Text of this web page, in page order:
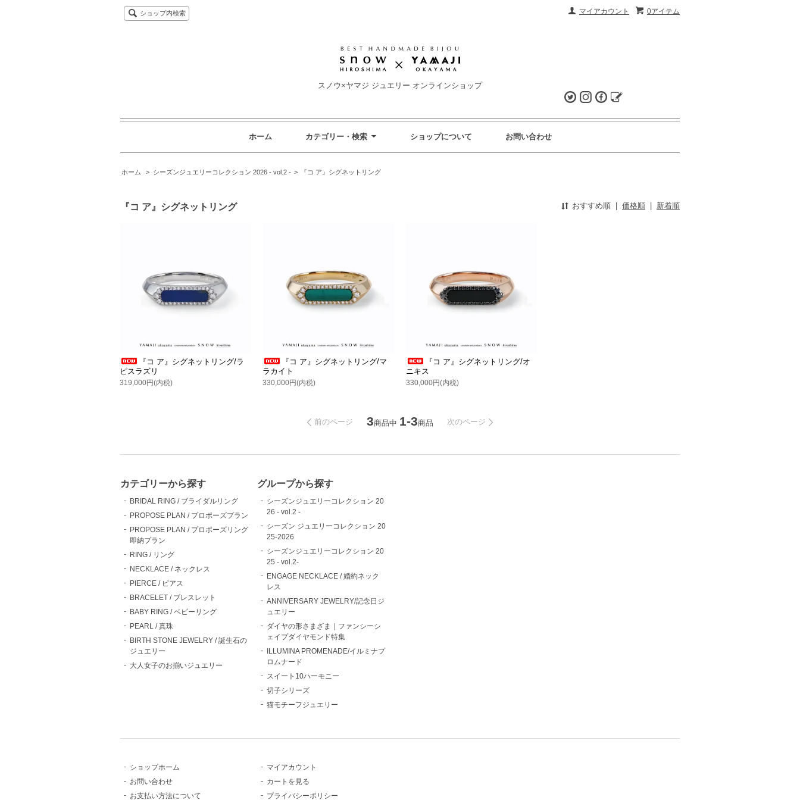
0アイテム
マイアカウント
ショップ内検索
スノウ×ヤマジ ジュエリー オンラインショップ
ホーム カテゴリー・検索 ショップについて お問い合わせ
ホーム > シーズンジュエリーコレクション 2026 - vol.2 - > 『コ ア』シグネットリング
『コ ア』シグネットリング おすすめ順 | 価格順 | 新着順
『コ ア』シグネットリング/ラ
ピスラズリ
319,000円(内税)
『コ ア』シグネットリング/マ
ラカイト
330,000円(内税)
『コ ア』シグネットリング/オ
ニキス
330,000円(内税)
前のページ 3商品中 1-3商品 次のページ
カテゴリーから探す
BRIDAL RING / ブライダルリング
PROPOSE PLAN / プロポーズプラン
PROPOSE PLAN / プロポーズリング
即納プラン
RING / リング
NECKLACE / ネックレス
PIERCE / ピアス
BRACELET / ブレスレット
BABY RING / ベビーリング
PEARL / 真珠
BIRTH STONE JEWELRY / 誕生石の
ジュエリー
大人女子のお揃いジュエリー
グループから探す
シーズンジュエリーコレクション 20
26 - vol.2 -
シーズン ジュエリーコレクション 20
25-2026
シーズンジュエリーコレクション 20
25 - vol.2-
ENGAGE NECKLACE / 婚約ネック
レス
ANNIVERSARY JEWELRY/記念日ジ
ュエリー
ダイヤの形さまざま｜ファンシーシ
ェイプダイヤモンド特集
ILLUMINA PROMENADE/イルミナプ
ロムナード
スイート10ハーモニー
切子シリーズ
猫モチーフジュエリー
ショップホーム
お問い合わせ
お支払い方法について
マイアカウント
カートを見る
プライバシーポリシー